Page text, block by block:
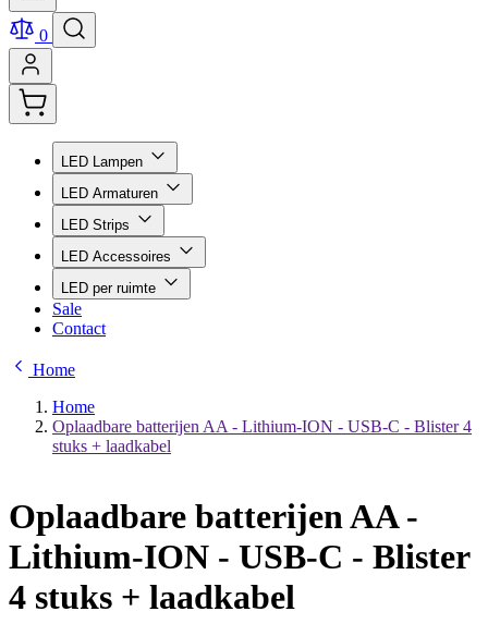
0
LED Lampen
LED Armaturen
LED Strips
LED Accessoires
LED per ruimte
Sale
Contact
Home
Home
Oplaadbare batterijen AA - Lithium-ION - USB-C - Blister 4
stuks + laadkabel
Oplaadbare batterijen AA -
Lithium-ION - USB-C - Blister
4 stuks + laadkabel